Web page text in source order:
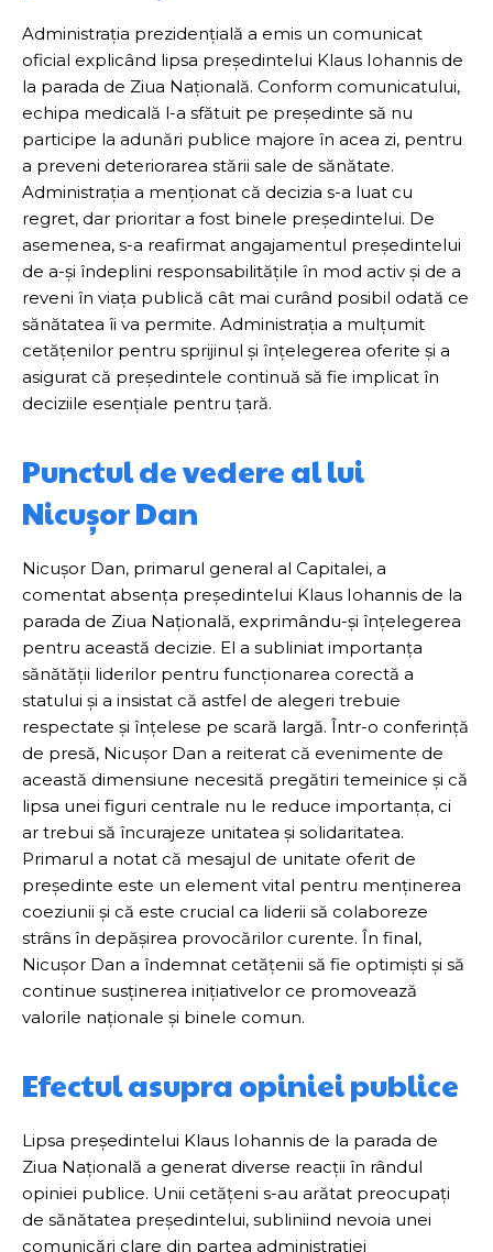
Administrația prezidențială a emis un comunicat
oficial explicând lipsa președintelui Klaus Iohannis de
la parada de Ziua Națională. Conform comunicatului,
echipa medicală l-a sfătuit pe președinte să nu
participe la adunări publice majore în acea zi, pentru
a preveni deteriorarea stării sale de sănătate.
Administrația a menționat că decizia s-a luat cu
regret, dar prioritar a fost binele președintelui. De
asemenea, s-a reafirmat angajamentul președintelui
de a-și îndeplini responsabilitățile în mod activ și de a
reveni în viața publică cât mai curând posibil odată ce
sănătatea îi va permite. Administrația a mulțumit
cetățenilor pentru sprijinul și înțelegerea oferite și a
asigurat că președintele continuă să fie implicat în
deciziile esențiale pentru țară.
Punctul de vedere al lui
Nicușor Dan
Nicușor Dan, primarul general al Capitalei, a
comentat absența președintelui Klaus Iohannis de la
parada de Ziua Națională, exprimându-și înțelegerea
pentru această decizie. El a subliniat importanța
sănătății liderilor pentru funcționarea corectă a
statului și a insistat că astfel de alegeri trebuie
respectate și înțelese pe scară largă. Într-o conferință
de presă, Nicușor Dan a reiterat că evenimente de
această dimensiune necesită pregătiri temeinice și că
lipsa unei figuri centrale nu le reduce importanța, ci
ar trebui să încurajeze unitatea și solidaritatea.
Primarul a notat că mesajul de unitate oferit de
președinte este un element vital pentru menținerea
coeziunii și că este crucial ca liderii să colaboreze
strâns în depășirea provocărilor curente. În final,
Nicușor Dan a îndemnat cetățenii să fie optimiști și să
continue susținerea inițiativelor ce promovează
valorile naționale și binele comun.
Efectul asupra opiniei publice
Lipsa președintelui Klaus Iohannis de la parada de
Ziua Națională a generat diverse reacții în rândul
opiniei publice. Unii cetățeni s-au arătat preocupați
de sănătatea președintelui, subliniind nevoia unei
comunicări clare din partea administrației